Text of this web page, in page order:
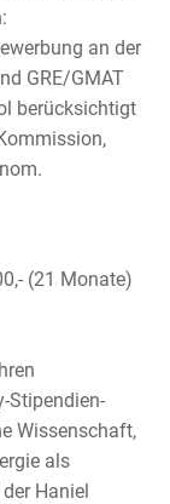
an der
GRE/GMAT
berücksichtigt
(21 Monate)
Stipendien-
Wissenschaft,
als
Haniel